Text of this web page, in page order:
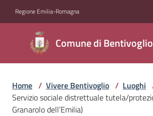
Regione Emilia-Romagna
Comune di Bentivoglio
Comune di
Bentivoglio
Amministrazione
Home / Vivere Bentivoglio / Luoghi
Servizio sociale distrettuale tutela/
Granarolo dell’Emilia)